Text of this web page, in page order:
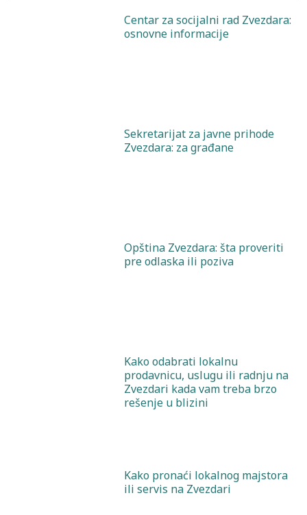
Centar za socijalni rad Zvezdara:
osnovne informacije
Sekretarijat za javne prihode
Zvezdara: za građane
Opština Zvezdara: šta proveriti
pre odlaska ili poziva
Kako odabrati lokalnu
prodavnicu, uslugu ili radnju na
Zvezdari kada vam treba brzo
rešenje u blizini
Kako pronaći lokalnog majstora
ili servis na Zvezdari